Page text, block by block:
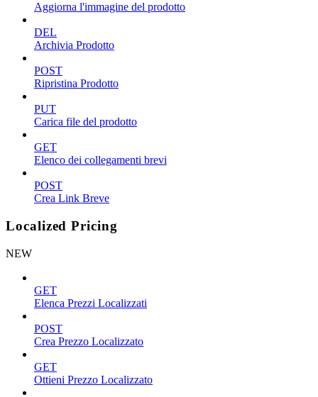
Aggiorna l'immagine del prodotto
DEL
Archivia Prodotto
POST
Ripristina Prodotto
PUT
Carica file del prodotto
GET
Elenco dei collegamenti brevi
POST
Crea Link Breve
Localized Pricing
NEW
GET
Elenca Prezzi Localizzati
POST
Crea Prezzo Localizzato
GET
Ottieni Prezzo Localizzato